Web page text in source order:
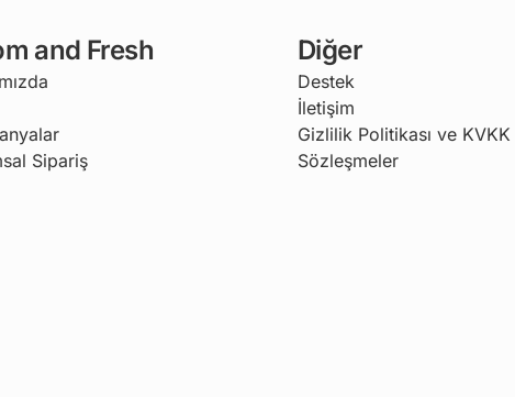
and Fresh
Sipariş
Diğer
Destek
İletişim
Gizlilik Politikası ve KVKK
Sözleşmeler